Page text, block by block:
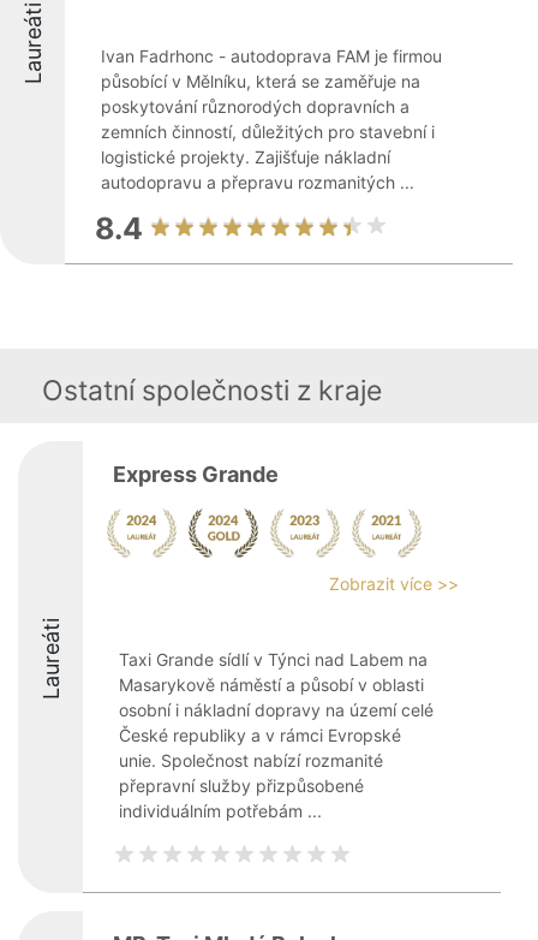
Laureáti
Ivan Fadrhonc - autodoprava FAM je firmou
působící v Mělníku, která se zaměřuje na
poskytování různorodých dopravních a
zemních činností, důležitých pro stavební i
logistické projekty. Zajišťuje nákladní
autodopravu a přepravu rozmanitých ...
8.4
Ostatní společnosti z kraje
Laureáti
Express Grande
Zobrazit více >>
Taxi Grande sídlí v Týnci nad Labem na
Masarykově náměstí a působí v oblasti
osobní i nákladní dopravy na území celé
České republiky a v rámci Evropské
unie. Společnost nabízí rozmanité
přepravní služby přizpůsobené
individuálním potřebám ...